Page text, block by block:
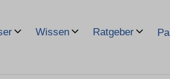
Wissen Ratgeber